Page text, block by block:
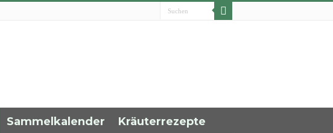
Sammelkalender
Kräuterrezepte